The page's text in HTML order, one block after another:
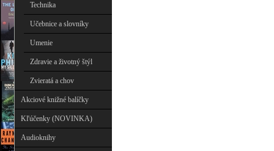
Technika
Učebnice a slovníky
Umenie
Zdravie a životný štýl
Zvieratá a chov
Akciové knižné balíčky
Kľúčenky (NOVINKA)
Audioknihy